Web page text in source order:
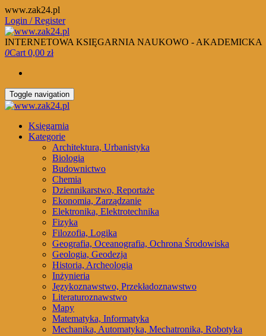
Skip
to
the
content
www.zak24.pl
Login / Register
INTERNETOWA KSIĘGARNIA NAUKOWO - AKADEMICKA
0Cart 0,00 zł
Toggle navigation
Księgarnia
Kategorie
Architektura, Urbanistyka
Biologia
Budownictwo
Chemia
Dziennikarstwo, Reportaże
Ekonomia, Zarządzanie
Elektronika, Elektrotechnika
Fizyka
Filozofia, Logika
Geografia, Oceanografia, Ochrona Środowiska
Geologia, Geodezja
Historia, Archeologia
Inżynieria
Językoznawstwo, Przekładoznawstwo
Literaturoznawstwo
Mapy
Matematyka, Informatyka
Mechanika, Automatyka, Mechatronika, Robotyka